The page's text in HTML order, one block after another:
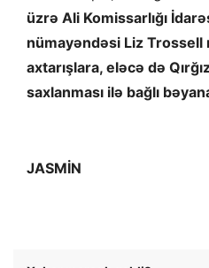
üzrə Ali Komissarlığı
nümayəndəsi Liz Trossell
axtarışlara, eləcə də
saxlanması ilə bağlı
JASMİN